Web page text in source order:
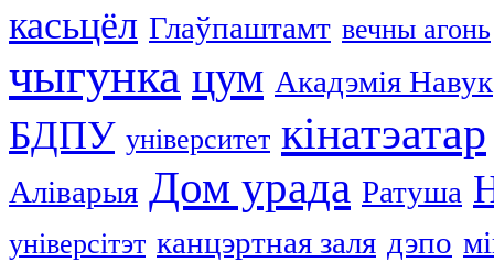
касьцёл Глаўпаштамт вечны агонь
чыгунка цум Акадэмія Навук
БДПУ університет кінатэатар
Аліварыя Дом урада Ратуша
універсітэт канцэртная заля дэпо